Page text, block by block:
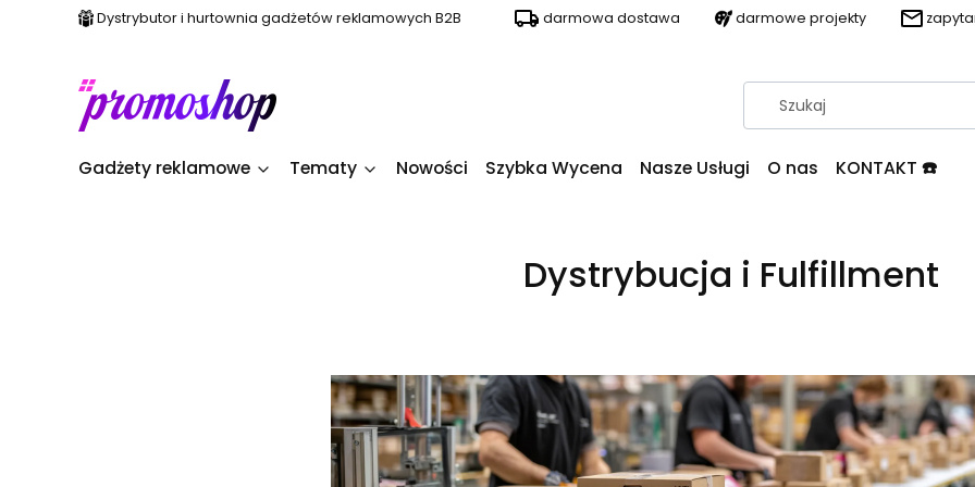
Dystrybutor i hurtownia gadżetów reklamowych B2B darmowa dostawa darmowe projekty
Gadżety reklamowe Tematy Nowości Szybka Wycena Nasze Usługi O nas KONTAKT ☎️
Dystrybucja i Fulfillment